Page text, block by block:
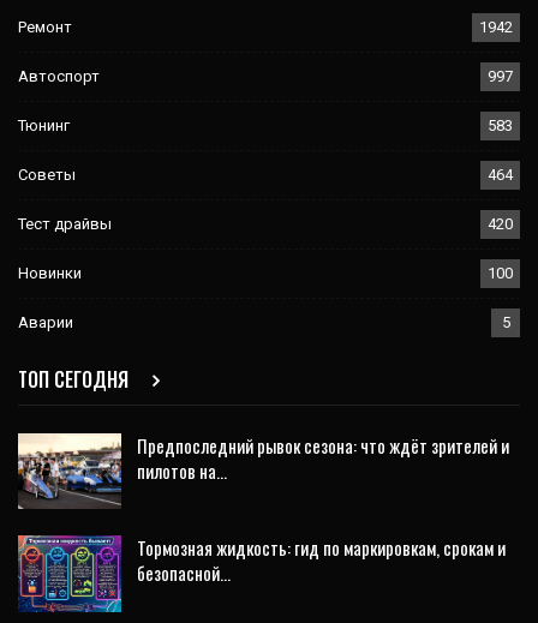
Ремонт 1942
Автоспорт 997
Тюнинг 583
Советы 464
Тест драйвы 420
Новинки 100
Аварии 5
ТОП СЕГОДНЯ
Предпоследний рывок сезона: что ждёт зрителей и
пилотов на…
Тормозная жидкость: гид по маркировкам, срокам и
безопасной…